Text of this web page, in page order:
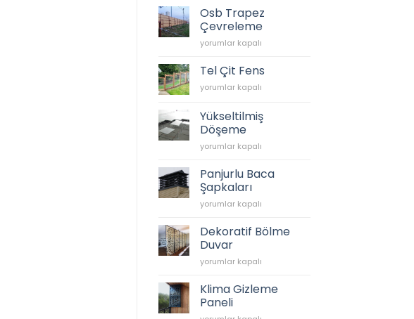
Mesh
için
Osb Trapez
Çevreleme
Osb
Çevreleme
için
yorumlar kapalı
Tel Çit Fens
Tel
Fens
için
yorumlar kapalı
Yükseltilmiş
Döşeme
Yükseltilmiş
için
yorumlar kapalı
Panjurlu Baca
Şapkaları
Panjurlu
Şapkaları
için
yorumlar kapalı
Dekoratif Bölme
Duvar
Dekoratif
Duvar
için
yorumlar kapalı
Klima Gizleme
Paneli